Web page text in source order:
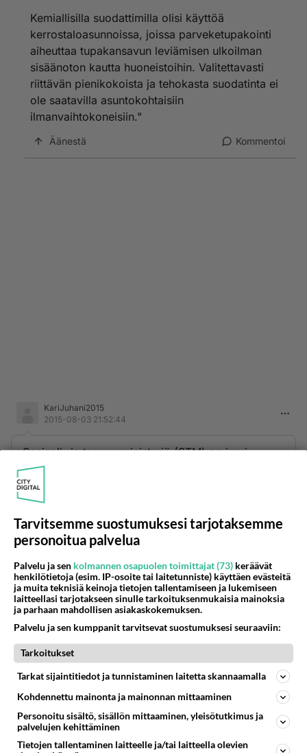
Kemiallisilla suodattimilla olisi käyttöä
kerrostaloasunnoissa, joissa parveketupakointi
aiheuttaa tupakansavun leviämisen ulkoilman
sisäänoton kautta huoneistoihin. Valitettavasti
riittävän pienikokoista ja tehokasta suodatinta ei
ole saatavilla asuntokohtaisiin
ilmanvaihtokoneisiin."
Äänestä Kommentoi
KariJuhani2015
2015-08-03 21:52:44
Sosiaali- ja terveysministeriö (STM) on juuri
saamani tiedon mukaan lähettämässä uuden
tupakkalain luonnoksen lausuntokierrokselle
lähiviikkojen aikana.
Lausuntopyyntö julkaistaan myös STM:n sivuilla
tp://stm.fi/lausuntopyynnot
Siellä kaikki voivat kommentoida luonnosta.
Äänestä
KariJuhani2015
2015-08-11 22:56:34
Tupakkalain luonnos 11.8.2015 sisältää
seuraavan pykälän:
79 § Asumiseen liittyvät tupakointikiellot
Tarvitsemme suostumuksesi tarjotaksemme
personoitua palvelua
Palvelu ja sen kolmannen osapuolen toimittajat (73) keräävät
henkilötietoja (esim. IP-osoite tai laitetunniste) käyttäen evästeitä
ja muita teknisiä keinoja tietojen tallentamiseen ja lukemiseen
laitteellasi tarjotakseen sinulle tarkoituksenmukaisia mainoksia
ja parhaan mahdollisen asiakaskokemuksen.
Palvelu ja sen kumppanit tarvitsevat suostumuksesi seuraaviin:
Tarkoitukset
Tarkat sijaintitiedot ja tunnistaminen laitetta skannaamalla
Kohdennettu mainonta ja mainonnan mittaaminen
Personoitu sisältö, sisällön mittaaminen, yleisötutkimus ja
palvelujen kehittäminen
Tietojen tallentaminen laitteelle ja/tai laitteella olevien